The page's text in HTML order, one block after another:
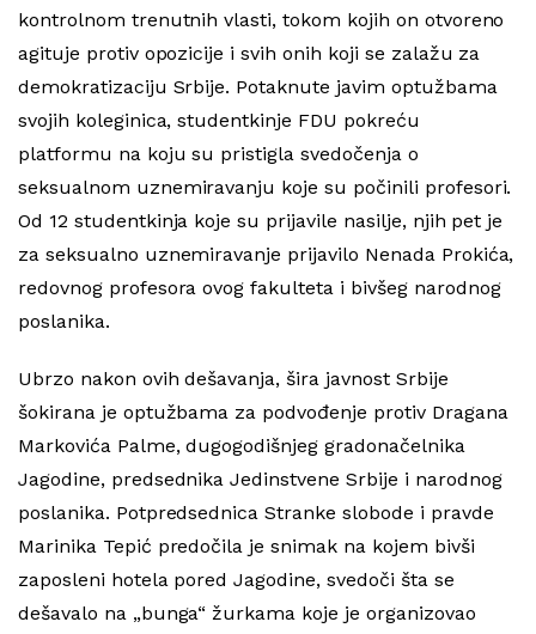
kontrolnom trenutnih vlasti, tokom kojih on otvoreno
agituje protiv opozicije i svih onih koji se zalažu za
demokratizaciju Srbije. Potaknute javim optužbama
svojih koleginica, studentkinje FDU pokreću
platformu na koju su pristigla svedočenja o
seksualnom uznemiravanju koje su počinili profesori.
Od 12 studentkinja koje su prijavile nasilje, njih pet je
za seksualno uznemiravanje prijavilo Nenada Prokića,
redovnog profesora ovog fakulteta i bivšeg narodnog
poslanika.
Ubrzo nakon ovih dešavanja, šira javnost Srbije
šokirana je optužbama za podvođenje protiv Dragana
Markovića Palme, dugogodišnjeg gradonačelnika
Jagodine, predsednika Jedinstvene Srbije i narodnog
poslanika. Potpredsednica Stranke slobode i pravde
Marinika Tepić predočila je snimak na kojem bivši
zaposleni hotela pored Jagodine, svedoči šta se
dešavalo na „bunga“ žurkama koje je organizovao